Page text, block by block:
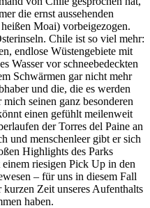
die ernst aussehenden
Moai) vorbeigezogen.
Chile ist so viel mehr:
endlose Wüstengebiete mit
Wasser vor schneebedeckten
Schwärmen gar nicht mehr
und die, die es werden
seinen ganz besonderen
einen gefühlt meilenweit
der Torres del Paine an
und menschenleer gibt er sich
Highlights des Parks
einem riesigen Pick Up in den
– für uns in diesem Fall
Zeit unseres Aufenthalts
haben.